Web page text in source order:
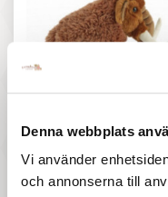
Denna webbplats
Vi använder
och annonserna till
Living nature -
Mammoth Medium